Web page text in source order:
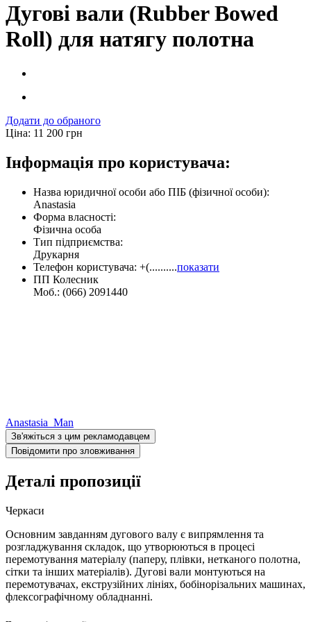
Дугові вали (Rubber Bowed
Roll) для натягу полотна
Додати до обраного
Ціна: 11 200 грн
Інформація про користувача:
Назва юридичної особи або ПІБ (фізичної особи):
Anastasia
Форма власності:
Фізична особа
Тип підприємства:
Друкарня
Телефон користувача: +(..........показати
ПП Колесник
Моб.: (066) 2091440
Anastasia_Man
Зв'яжіться з цим рекламодавцем
Повідомити про зловживання
Деталі пропозиції
Черкаси
Основним завданням дугового валу є випрямлення та
розгладжування складок, що утворюються в процесі
перемотування матеріалу (паперу, плівки, нетканого полотна,
сітки та інших матеріалів). Дугові вали монтуються на
перемотувачах, екструзійних лініях, бобінорізальних машинах,
флексографічному обладнанні.